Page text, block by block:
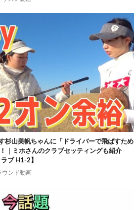
杉山美帆ちゃんに「ドライバーで飛ばすため
｜ミホさんのクラブセッティングも紹介
ブ H1-2】
ウンド動画